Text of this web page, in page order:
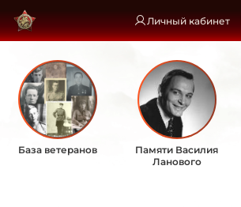
Личный кабинет
База ветеранов
Памяти Василия
Ланового